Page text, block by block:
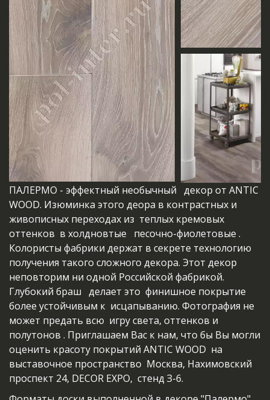
ПАЛЕРМО - эффектный необычный   декор от ANTIC
WOOD. Изюминка этого деора в контрастных и
живописных переходах из  теплых кремовых
оттенков  в холдновтые   песочно-фиолетовые .
Колористы фабрики держат в секрете технологию
получения такого сложного декора. Этот декор
неповторим ни одной Российской фабрикой.
Глубокий браш   делает это  финишное покрытие
более устойчивым к  исцапыванию. Фотография не
может предать всю  игру света, оттенков и
полутонов . Приглашаем Вас к нам, что бы Вы могли
оценить красоту покрытий ANTIC WOOD  на
выставочное пространство  Москва, Нахимовский
проспект 24, DECOR EXPO,  стенд З-6.